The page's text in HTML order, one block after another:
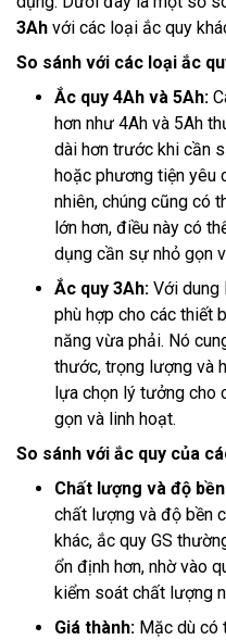
3Ah với các loại ắc quy
So sánh với các loại ắc
Ắc quy 4Ah và 5Ah:
hơn như 4Ah và 5Ah
dài hơn trước khi cần
hoặc phương tiện yêu
nhiên, chúng cũng có
lớn hơn, điều này có
dụng cần sự nhỏ gọn
Ắc quy 3Ah: Với dung
phù hợp cho các thiết
năng vừa phải. Nó
thước, trọng lượng và
lựa chọn lý tưởng cho
gọn và linh hoạt.
So sánh với ắc quy của
Chất lượng và độ
chất lượng và độ bền
khác, ắc quy GS
ổn định hơn, nhờ vào
kiểm soát chất lượng
Giá thành: Mặc dù có